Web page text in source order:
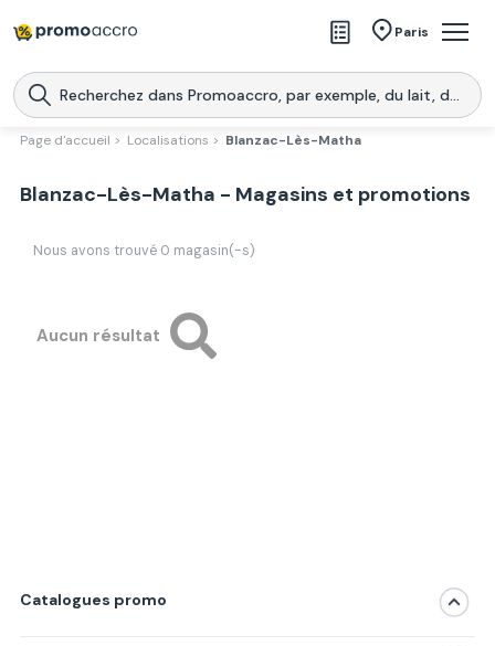
Paris
Magasins
Produits
Promoaccro
l'application
Page d'accueil > Localisations > Blanzac-Lès-Matha
Blanzac-Lès-Matha - Magasins et promotions
Nous avons trouvé 0 magasin(-s)
Aucun résultat
Catalogues promo